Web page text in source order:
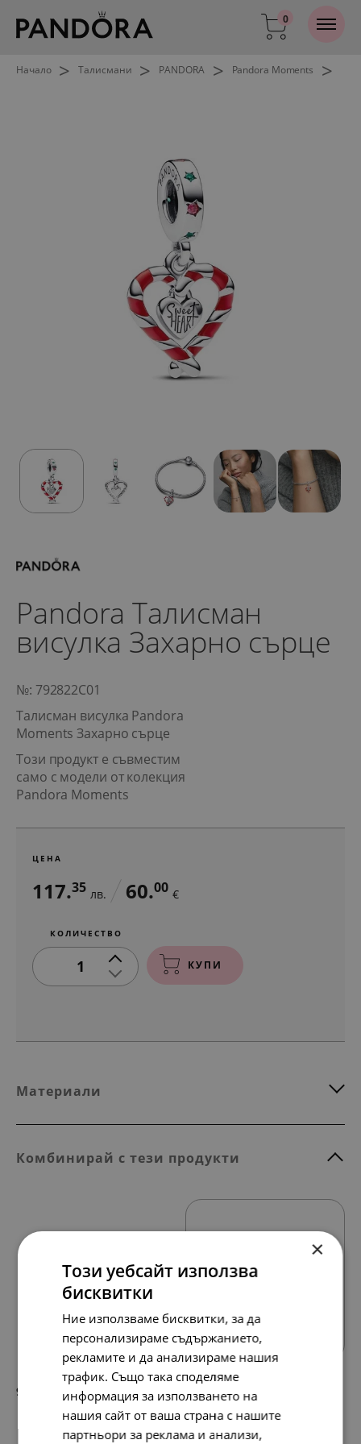
0
Начало > Талисмани > PANDORA > Pandora Moments >
Pandora Талисман
висулка Захарно сърце
№: 792822C01
Талисман висулка Pandora
Moments Захарно сърце
Този продукт е съвместим
само с модели от колекция
Pandora Moments
ЦЕНА
117.35 лв. 60.00 €
КОЛИЧЕСТВО
1 КУПИ
Материали
Комбинирай с тези продукти
97. 50. €
×
Този уебсайт използва
бисквитки
Ние използваме бисквитки, за да
персонализираме съдържанието,
рекламите и да анализираме нашия
трафик. Също така споделяме
информация за използването на
нашия сайт от ваша страна с нашите
партньори за реклама и анализи,